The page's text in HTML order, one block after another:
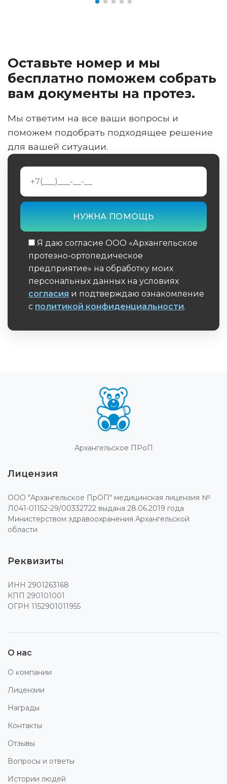
Оставьте номер и мы
бесплатно поможем собрать
вам документы на протез.
Мы ответим на все ваши вопросы и
поможем подобрать подходящее решение
для вашей ситуации.
Я даю согласие ООО «Архангельское
протезно-ортопедическое
предприятие» на обработку моих
персональных данных на условиях
согласия и подтверждаю ознакомление
с политикой конфиденциальности.
Архангельское ПРоП
Лицензия
ООО "Архангельское ПрОП" медицинская лицензия №
Л041-01152-29/00332722 выдана 28.06.2019 года
Министерством здравоохранения Архангельской
области
Реквизиты
ИНН 2901263168
КПП 290101001
ОГРН 1152901011955
О нас
О компании
Лицензии
Награды
Контакты
Отзывы
Вопросы и ответы
Истории людей